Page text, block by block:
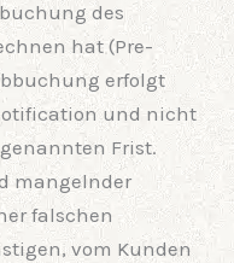
des
hat (Pre-
erfolgt
und nicht
Frist.
mangelnder
falschen
vom Kunden